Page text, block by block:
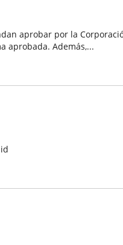
aprobar por la
aprobada. Además,...